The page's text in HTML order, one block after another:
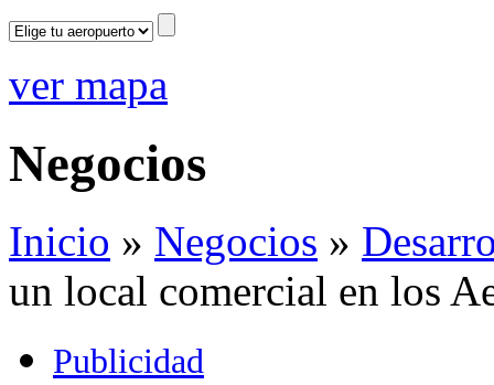
ver mapa
Negocios
Inicio » Negocios »
un local comercial en los
Publicidad